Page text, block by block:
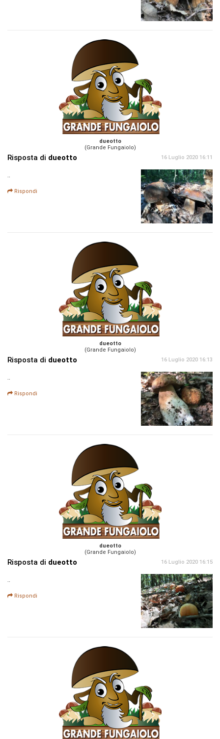
dueotto
(Grande Fungaiolo)
Risposta di dueotto 16 Luglio 2020 16:11
..
Rispondi
dueotto
(Grande Fungaiolo)
Risposta di dueotto 16 Luglio 2020 16:13
..
Rispondi
dueotto
(Grande Fungaiolo)
Risposta di dueotto 16 Luglio 2020 16:15
..
Rispondi